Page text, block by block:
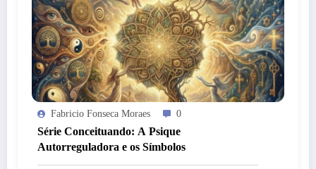
Fabricio Fonseca Moraes 0
Série Conceituando: A Psique
Autorreguladora e os Símbolos